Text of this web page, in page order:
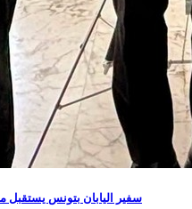
سفير اليابان بتونس يستقبل